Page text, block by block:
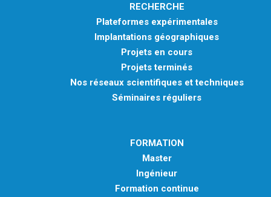
RECHERCHE
Plateformes expérimentales
Implantations géographiques
Projets en cours
Projets terminés
Nos réseaux scientifiques et techniques
Séminaires réguliers
FORMATION
Master
Ingénieur
Formation continue